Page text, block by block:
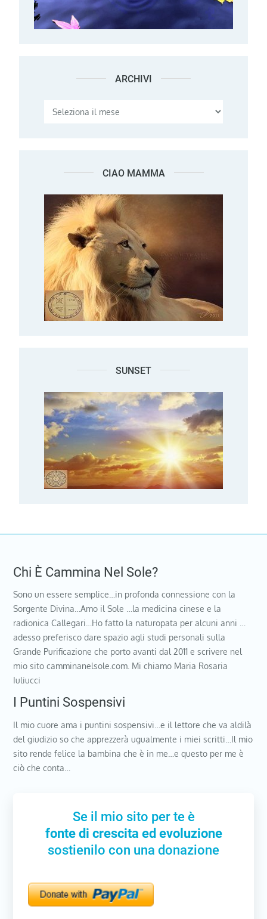
ARCHIVI Archivi
CIAO MAMMA
SUNSET
Chi È Cammina Nel Sole?
Sono un essere semplice…in profonda connessione con la
Sorgente Divina…Amo il Sole …la medicina cinese e la
radionica Callegari…Ho fatto la naturopata per alcuni anni …
adesso preferisco dare spazio agli studi personali sulla
Grande Purificazione che porto avanti dal 2011 e scrivere nel
mio sito camminanelsole.com. Mi chiamo Maria Rosaria
Iuliucci
I Puntini Sospensivi
Il mio cuore ama i puntini sospensivi…e il lettore che va aldilà
del giudizio so che apprezzerà ugualmente i miei scritti…Il mio
sito rende felice la bambina che è in me…e questo per me è
ciò che conta…
Se il mio sito per te è
fonte di crescita ed evoluzione
sostienilo con una donazione